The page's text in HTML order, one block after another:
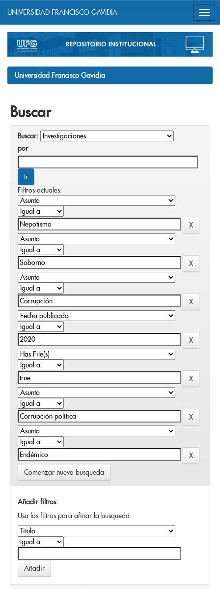
navigation
UNIVERSIDAD FRANCISCO GAVIDIA
Universidad Francisco Gavidia
Buscar
Buscar:
por
Filtros actuales:
Comenzar nueva busqueda
Añadir filtros:
Usa los filtros para afinar la busqueda.